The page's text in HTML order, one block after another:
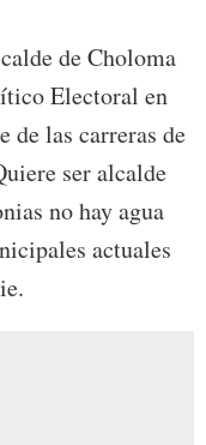
de Choloma
Electoral en
de las carreras de
ser alcalde
no hay agua
actuales